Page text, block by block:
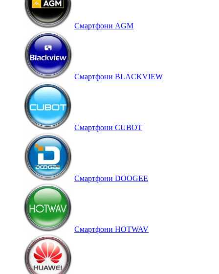
Cмартфони AGM
Смартфони BLACKVIEW
Смартфони CUBOT
Смартфони DOOGEE
Смартфони HOTWAV